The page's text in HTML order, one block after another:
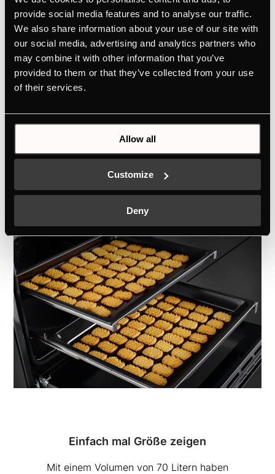
provide social media features and to analyse our traffic.
We also share information about your use of our site with
our social media, advertising and analytics partners who
may combine it with other information that you’ve
provided to them or that they’ve collected from your use
of their services.
Allow all
Customize
Deny
Ergebnisse vorprogrammiert. Sie wählen
zwischen Teigwaren, Fisch, Fleisch,
Gemüse und Desserts aus, geben Sie
einfach das Gewicht und den
gewünschten Garzustand aus. Der
und Gardauer selbst. Auf Start drücken
Einfach mal Größe zeigen
Mit einem Volumen von 70 Litern haben